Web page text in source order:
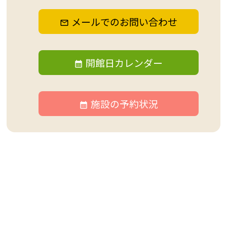
メールでのお問い合わせ
開館日カレンダー
施設の予約状況